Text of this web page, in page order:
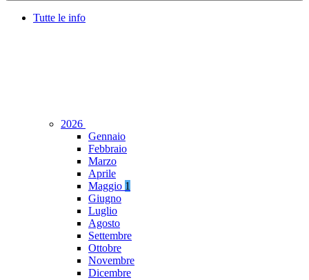
Tutte le info
2026
Gennaio
Febbraio
Marzo
Aprile
Maggio 1
Giugno
Luglio
Agosto
Settembre
Ottobre
Novembre
Dicembre